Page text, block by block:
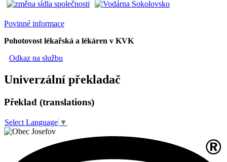
Povinné informace
Pohotovost lékařská a lékáren v KVK
Odkaz na službu
Univerzální překladač
Překlad (translations)
Select Language ▼